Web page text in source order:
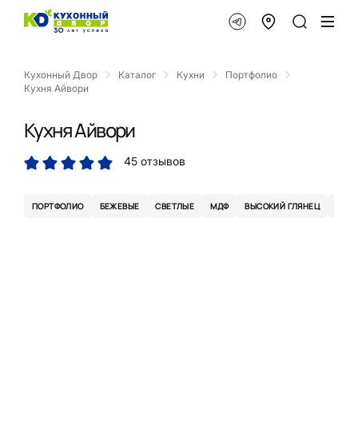
Кухонный Двор Каталог Кухни
Портфолио
Кухня Айвори
Кухня Айвори
45 отзывов
ПОРТФОЛИО БЕЖЕВЫЕ СВЕТЛЫЕ МДФ ВЫСОКИЙ ГЛЯНЕЦ